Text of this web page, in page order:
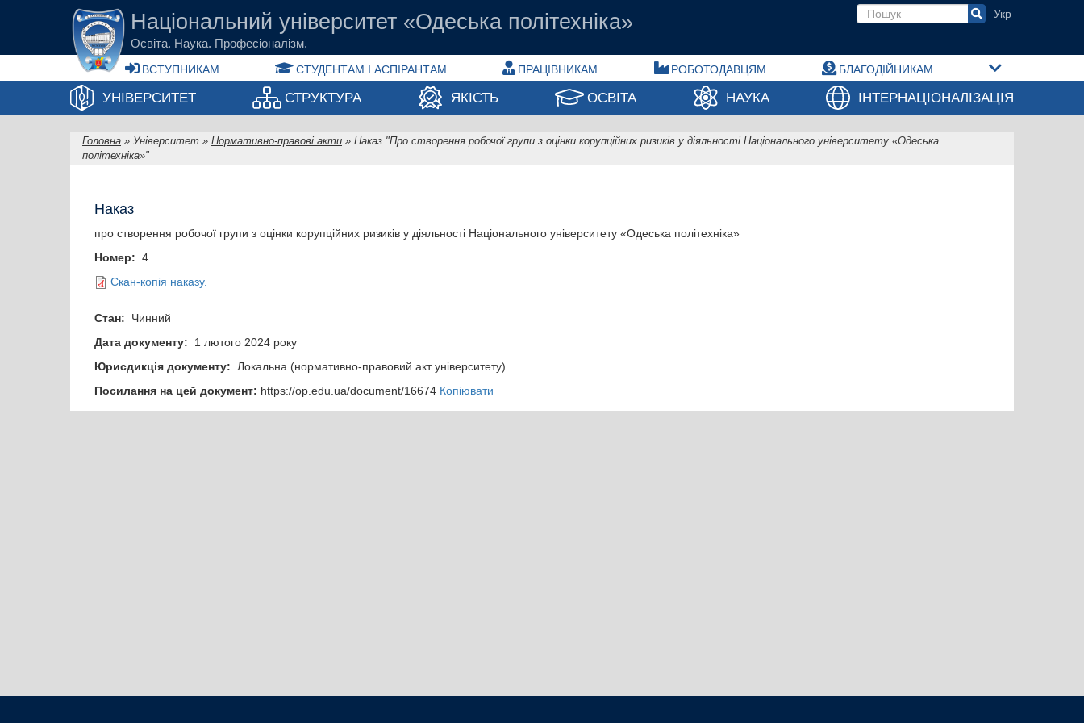
Перейти до основного вмісту
Національний університет «Одеська політехніка»
Освіта. Наука. Професіоналізм.
Пошукова форма
ВСТУПНИКАМ СТУДЕНТАМ І АСПІРАНТАМ ПРАЦІВНИКАМ РОБОТОДАВЦЯМ БЛАГОДІЙНИКАМ
УНІВЕРСИТЕТ СТРУКТУРА ЯКІСТЬ ОСВІТА НАУКА ІНТЕРНАЦІОНАЛІЗАЦІЯ
Ви є тут
Головна » Університет » Нормативно-правові акти » Наказ "Про створення робочої групи з оцінки корупційних ризиків у діяльності Національного університету «Одеська
політехніка»"
Наказ
про створення робочої групи з оцінки корупційних ризиків у діяльності Національного університету «Одеська політехніка»
Номер: 4
Скан-копія наказу.
Стан: Чинний
Дата документу: 1 лютого 2024 року
Юрисдикція документу: Локальна (нормативно-правовий акт університету)
Посилання на цей документ: https://op.edu.ua/document/16674 Копіювати